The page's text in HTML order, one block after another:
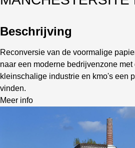
Beschrijving
Reconversie van de voormalige
naar een moderne bedrijvenzone
kleinschalige industrie en kmo's een
vinden.
Meer info